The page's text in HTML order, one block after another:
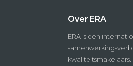
Over ERA
ERA is een
kwaliteitsmakelaars.